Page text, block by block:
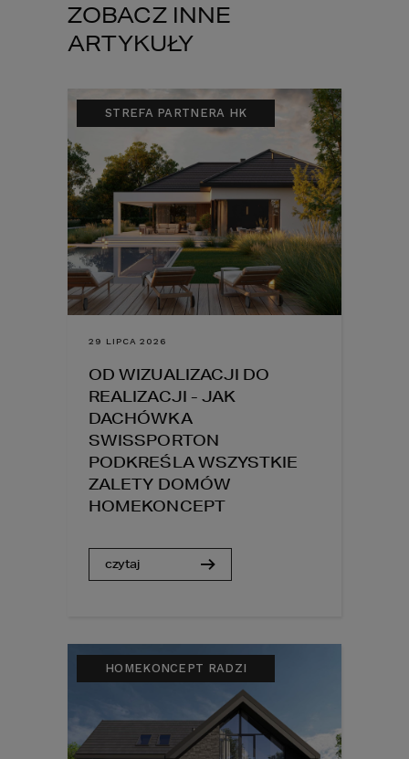
ZOBACZ INNE
ARTYKUŁY
STREFA PARTNERA HK
29 LIPCA 2026
OD WIZUALIZACJI DO
REALIZACJI - JAK
DACHÓWKA
SWISSPORTON
PODKREŚLA WSZYSTKIE
ZALETY DOMÓW
HOMEKONCEPT
czytaj
HOMEKONCEPT RADZI